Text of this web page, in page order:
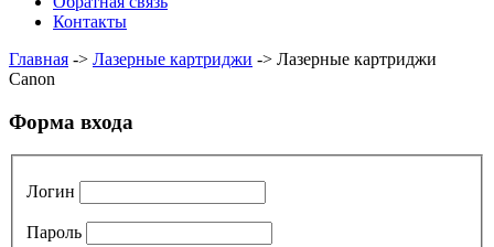
Контакты
Главная -> Лазерные картриджи -> Лазерные картриджи
Canon
Форма входа
Логин
Пароль